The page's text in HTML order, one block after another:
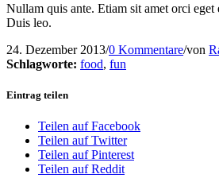
Nullam quis ante. Etiam sit amet orci
Duis leo.
24. Dezember 2013/0 Kommentare/von
Schlagworte: food, fun
Eintrag teilen
Teilen auf Facebook
Teilen auf Twitter
Teilen auf Pinterest
Teilen auf Reddit